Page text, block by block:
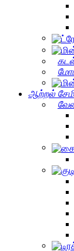
ஆற்றல்